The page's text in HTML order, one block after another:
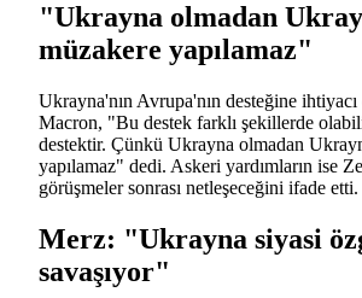
"Ukrayna olmadan
müzakere yapılamaz"
Ukrayna'nın Avrupa'nın desteğine
Macron, "Bu destek farklı şekillerde
destektir. Çünkü Ukrayna olmadan
yapılamaz" dedi. Askeri yardımların ise
görüşmeler sonrası netleşeceğini ifade etti.
Merz: "Ukrayna siyasi
savaşıyor"